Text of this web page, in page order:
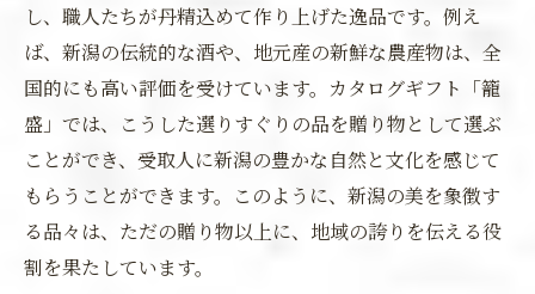
し、職人たちが丹精込めて作り上げた逸品です。例え
ば、新潟の伝統的な酒や、地元産の新鮮な農産物は、全
国的にも高い評価を受けています。カタログギフト「籠
盛」では、こうした選りすぐりの品を贈り物として選ぶ
ことができ、受取人に新潟の豊かな自然と文化を感じて
もらうことができます。このように、新潟の美を象徴す
る品々は、ただの贈り物以上に、地域の誇りを伝える役
割を果たしています。